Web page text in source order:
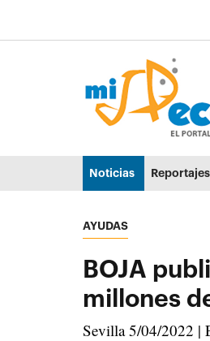
Ir al menú principal (alt + u)
Noticias Reportajes
AYUDAS
BOJA
millones
Sevilla 5/04/2022 |